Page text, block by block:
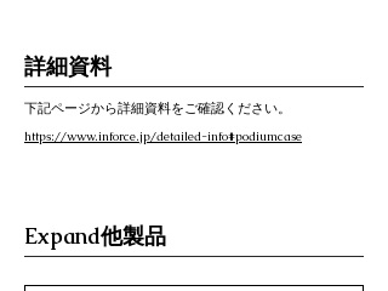
詳細資料
下記ページから詳細資料をご確認ください。
https://www.inforce.jp/detailed-info#podiumcase
Expand他製品